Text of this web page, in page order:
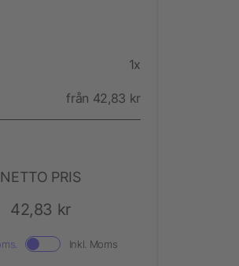
1x
från 42,83 kr
NETTO PRIS
42,83 kr
Inkl. Moms